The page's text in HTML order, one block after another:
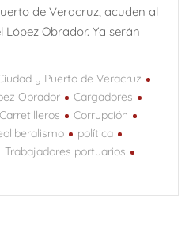
de Veracruz, acuden al
Obrador. Ya serán
y Puerto de Veracruz
Obrador
Cargadores
Carretilleros
Corrupción
política
Trabajadores portuarios